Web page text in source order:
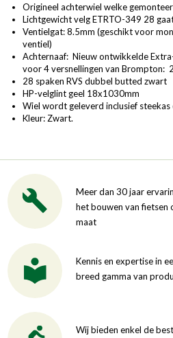
Origineel achterwiel welke
Lichtgewicht velg ETRTO-349 28
Ventielgat: 8.5mm (geschikt voor
ventiel)
Achternaaf: Nieuw ontwikkelde
voor 4 versnellingen van Brompton:
28 spaken RVS dubbel butted zwart
HP-velglint geel 18x1030mm
Wiel wordt geleverd inclusief steekas
Kleur: Zwart.
Meer dan 30 jaar
het bouwen van fietsen
maat
Kennis en expertise in
breed gamma van
Wij bieden enkel de